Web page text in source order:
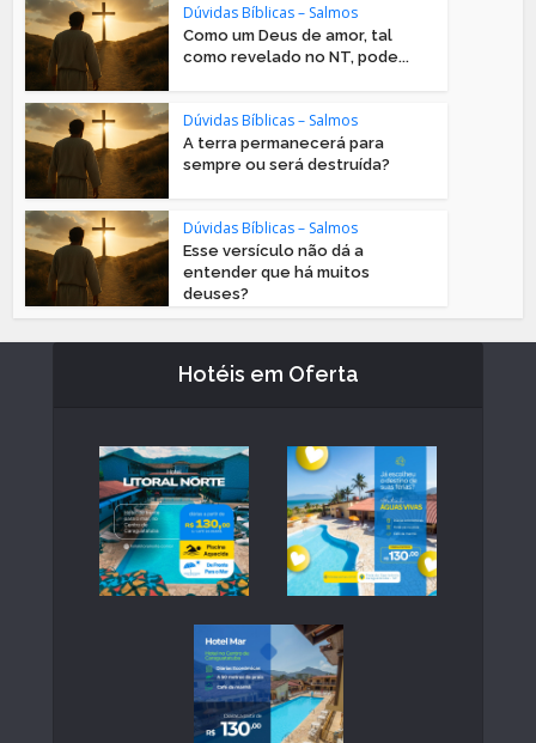
Dúvidas Bíblicas – Salmos
Como um Deus de amor, tal
como revelado no NT, pode...
Dúvidas Bíblicas – Salmos
A terra permanecerá para
sempre ou será destruída?
Dúvidas Bíblicas – Salmos
Esse versículo não dá a
entender que há muitos
deuses?
Hotéis em Oferta